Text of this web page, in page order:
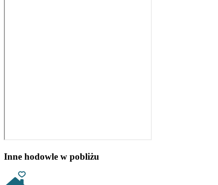
Inne hodowle w pobliżu